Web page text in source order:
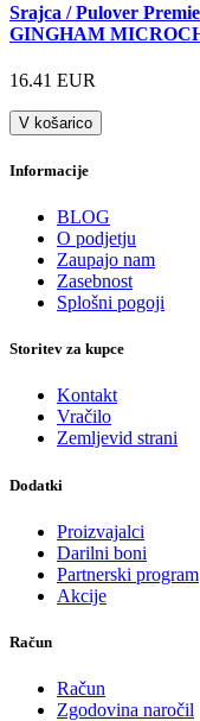
Srajca / Pulover
GINGHAM
16.41 EUR
V košarico
Informacije
BLOG
O podjetju
Zaupajo nam
Zasebnost
Splošni pogoji
Storitev za kupce
Kontakt
Vračilo
Zemljevid strani
Dodatki
Proizvajalci
Darilni boni
Partnerski program
Akcije
Račun
Račun
Zgodovina naročil